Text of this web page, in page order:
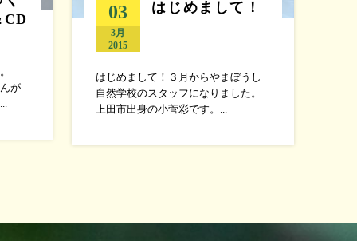
CD
が
03
3月
2015
はじめまして！
はじめまして！３月からやまぼうし
自然学校のスタッフになりました。
上田市出身の小菅彩です。...